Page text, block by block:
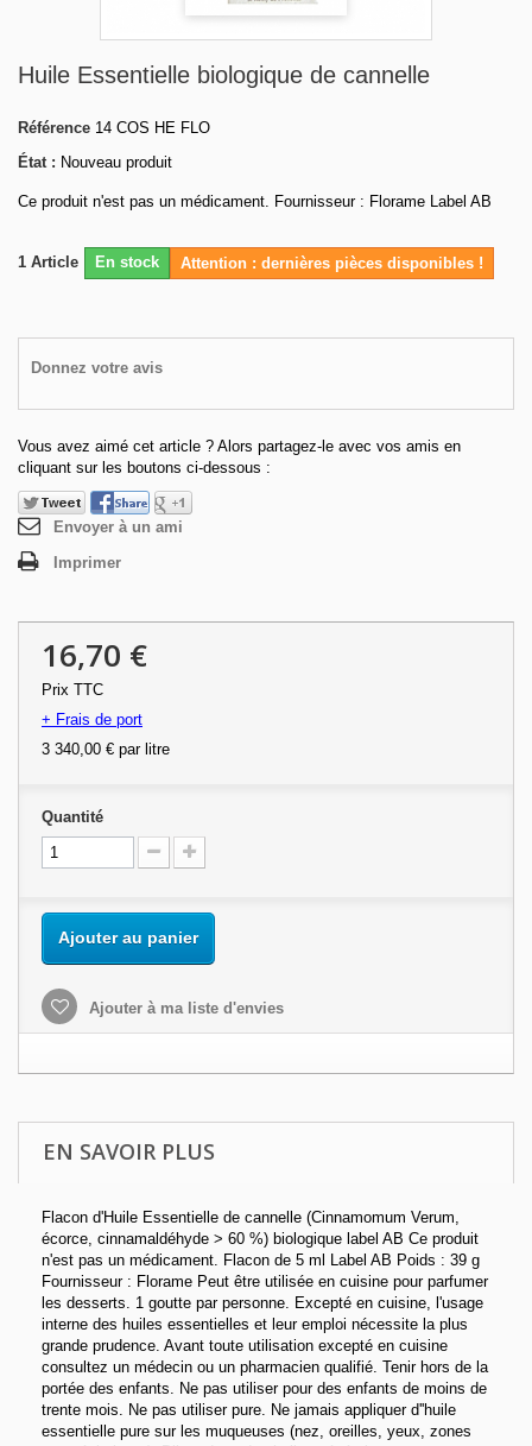
Huile Essentielle biologique de cannelle
Référence 14 COS HE FLO
État : Nouveau produit
Ce produit n'est pas un médicament. Fournisseur : Florame Label AB
1 Article En stock Attention : dernières pièces disponibles !
Donnez votre avis
Vous avez aimé cet article ? Alors partagez-le avec vos amis en
cliquant sur les boutons ci-dessous :
Envoyer à un ami
Imprimer
16,70 €
Prix TTC
+ Frais de port
3 340,00 € par litre
Quantité
Ajouter au panier
Ajouter à ma liste d'envies
EN SAVOIR PLUS
Flacon d'Huile Essentielle de cannelle (Cinnamomum Verum,
écorce, cinnamaldéhyde > 60 %) biologique label AB Ce produit
n'est pas un médicament. Flacon de 5 ml Label AB Poids : 39 g
Fournisseur : Florame Peut être utilisée en cuisine pour parfumer
les desserts. 1 goutte par personne. Excepté en cuisine, l'usage
interne des huiles essentielles et leur emploi nécessite la plus
grande prudence. Avant toute utilisation excepté en cuisine
consultez un médecin ou un pharmacien qualifié. Tenir hors de la
portée des enfants. Ne pas utiliser pour des enfants de moins de
trente mois. Ne pas utiliser pure. Ne jamais appliquer d''huile
essentielle pure sur les muqueuses (nez, oreilles, yeux, zones